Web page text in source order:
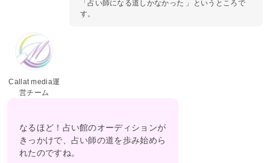
「占い師になる道しかなかった 」というところで
す。
Callat media運
営チーム
なるほど！占い館のオーディションが
きっかけで、占い師の道を歩み始めら
れたのですね。